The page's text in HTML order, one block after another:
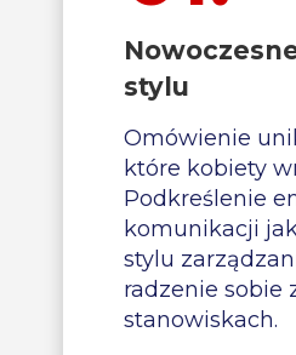
stylu
Omówienie
które kobiety
Podkreślenie
komunikacji
stylu
radzenie sobie
stanowiskach.